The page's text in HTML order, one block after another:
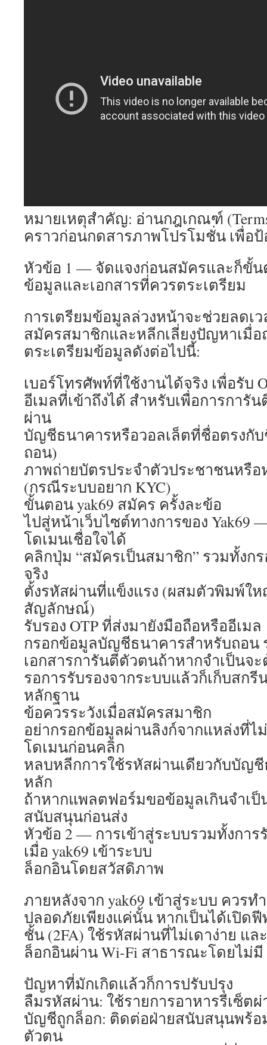
หมายเหตุสำคัญ: อ่านกฎเกณฑ์
คราวก่อนกดสารภาพโปรโมชั่น เพื่อ
หัวข้อ 1 — จัดแจงก่อนสมัครและก็ขั้น
ข้อมูลและเอกสารที่ควรตระเตรียม
การเตรียมข้อมูลล่วงหน้าจะช่วยลดเ
สมัครสมาชิกและหลีกเลี่ยงปัญหาเมื่อ
ตระเตรียมข้อมูลดังต่อไปนี้:
เบอร์โทรศัพท์ที่ใช้งานได้จริง เพื่อรับ
อีเมลที่เข้าถึงได้ สำหรับเพื่อการการั
ผ่าน
บัญชีธนาคารหรือวอลเล็ตที่ชื่อตรงกั
ถอน)
ภาพถ่ายบัตรประจำตัวประชาชนหรื
(กรณีระบบอยาก KYC)
ขั้นตอน yak69 สมัคร ครั้งละข้อ
ไปสู่หน้าเว็บไซต์ทางการของ Yak69
โดเมนเชื่อใจได้
คลิกปุ่ม “สมัครเป็นสมาชิก” รวมทั้งก
จริง
ตั้งรหัสผ่านที่แข็งแรง (ผสมตัวพิมพ์ให
สัญลักษณ์)
รับรอง OTP ที่ส่งมายังมือถือหรืออีเมล
กรอกข้อมูลบัญชีธนาคารสำหรับถอน
เอกสารการันตีตัวตนถ้าหากจำเป็นจะ
รอการรับรองจากระบบแล้วก็เก็บสก
หลักฐาน
ข้อควรระวังเมื่อสมัครสมาชิก
อย่ากรอกข้อมูลผ่านลิงก์จากแหล่งที่
โดเมนก่อนคลิก
หลบหลีกการใช้รหัสผ่านเดียวกับบัญ
หลัก
ถ้าหากแพลตฟอร์มขอข้อมูลเกินจำเ
สนับสนุนก่อนส่ง
หัวข้อ 2 — การเข้าสู่ระบบรวมทั้งกา
เมื่อ yak69 เข้าระบบ
ล็อกอินโดยสวัสดิภาพ
ภายหลังจาก yak69 เข้าสู่ระบบ ควร
ปลอดภัยเพียงแค่นั้น หากเป็นได้เปิด
ชั้น (2FA) ใช้รหัสผ่านที่ไม่เดาง่าย แล
ล็อกอินผ่าน Wi-Fi สาธารณะโดยไม่มี
ปัญหาที่มักเกิดแล้วก็การปรับปรุง
ลืมรหัสผ่าน: ใช้รายการอาหารรีเซ็ตผ่
บัญชีถูกล็อก: ติดต่อฝ่ายสนับสนุนพร้อ
ตัวตน